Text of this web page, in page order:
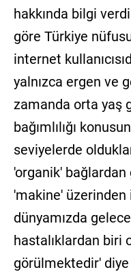
hakkında bilgi
göre Türkiye
internet
yalnızca ergen ve
zamanda orta yaş
bağımlılığı
seviyelerde
'organik' bağlardan
'makine'
dünyamızda
hastalıklardan biri
görülmektedir'